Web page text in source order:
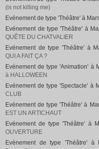
(is not killing me)
Evénement de type 'Théâtre' à
Evénement de type 'Théâtre' à
QUÊTE DU CHATVALIER
Evénement de type 'Théâtre' à
QUI A FAIT ÇA ?
Evénement de type 'Animation' à
à HALLOWEEN
Evénement de type 'Spectacle' à
CLUB
Evénement de type 'Théâtre' à
EST UN ARTICHAUT
Evénement de type 'Théâtre' à
OUVERTURE
Evénement de type 'Théâtre' à